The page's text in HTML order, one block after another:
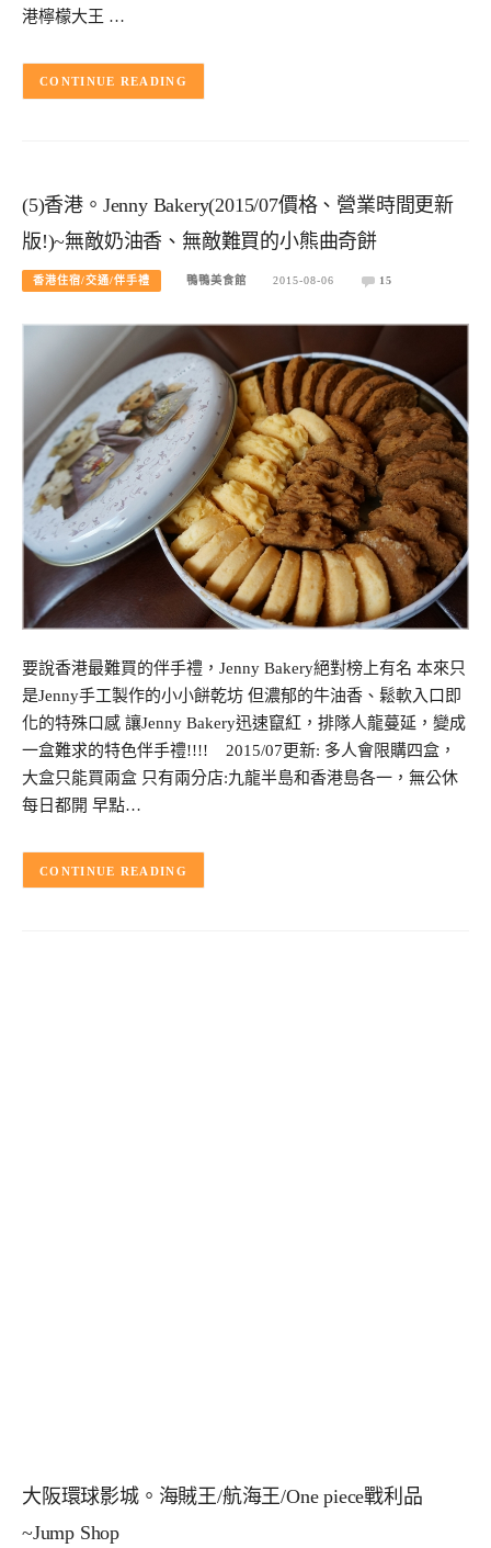
港檸檬大王 …
CONTINUE READING
(5)香港。Jenny Bakery(2015/07價格、營業時間更新
版!)~無敵奶油香、無敵難買的小熊曲奇餅
香港住宿/交通/伴手禮 鴨鴨美食館 2015-08-06 15
要說香港最難買的伴手禮，Jenny Bakery絕對榜上有名 本來只
是Jenny手工製作的小小餅乾坊 但濃郁的牛油香、鬆軟入口即
化的特殊口感 讓Jenny Bakery迅速竄紅，排隊人龍蔓延，變成
一盒難求的特色伴手禮!!!! 2015/07更新: 多人會限購四盒，
大盒只能買兩盒 只有兩分店:九龍半島和香港島各一，無公休
每日都開 早點…
CONTINUE READING
大阪環球影城。海賊王/航海王/One piece戰利品
~Jump Shop